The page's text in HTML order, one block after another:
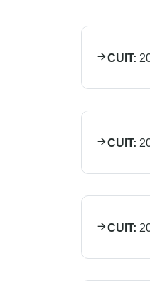
CUIT:
CUIT:
CUIT: